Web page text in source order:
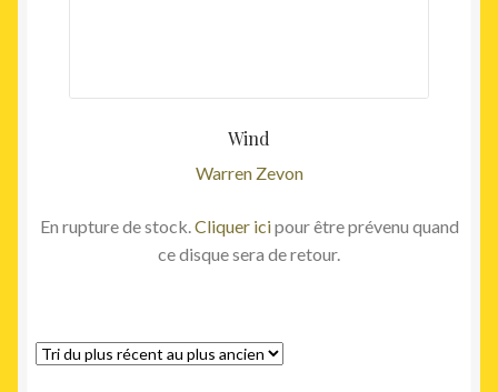
Wind
Warren Zevon
En rupture de stock. Cliquer icipour être prévenu quand
ce disque sera de retour.